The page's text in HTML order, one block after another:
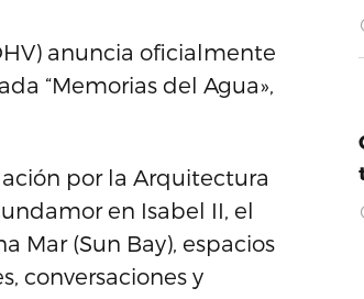
anuncia oficialmente
“Memorias del Agua»,
por la Arquitectura
en Isabel II, el
Mar (Sun Bay), espacios
conversaciones y